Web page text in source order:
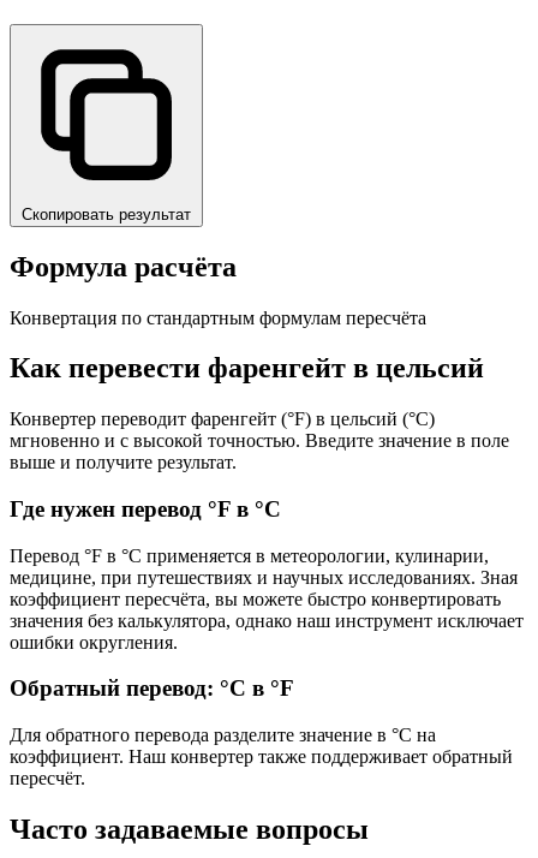
Скопировать результат
Формула расчёта
Конвертация по стандартным формулам пересчёта
Как перевести фаренгейт в цельсий
Конвертер переводит фаренгейт (°F) в цельсий (°C)
мгновенно и с высокой точностью. Введите значение в поле
выше и получите результат.
Где нужен перевод °F в °C
Перевод °F в °C применяется в метеорологии, кулинарии,
медицине, при путешествиях и научных исследованиях. Зная
коэффициент пересчёта, вы можете быстро конвертировать
значения без калькулятора, однако наш инструмент исключает
ошибки округления.
Обратный перевод: °C в °F
Для обратного перевода разделите значение в °C на
коэффициент. Наш конвертер также поддерживает обратный
пересчёт.
Часто задаваемые вопросы